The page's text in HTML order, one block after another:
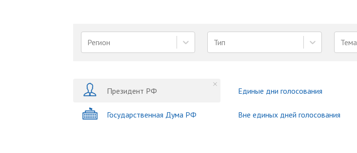
Регион Тип Тема
Президент РФ
Государственная Дума РФ
Единые дни голосования
Вне единых дней голосования